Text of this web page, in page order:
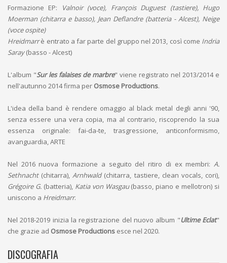
Formazione EP:
Valnoir (voce), François Duguest (tastiere), Hugo
Moerman (chitarra e basso), Jean Deflandre (batteria - Alcest), Neige
(voce ospite)
Hreidmarrè entrato a far parte del gruppo nel 2013, così come Indria
Saray(basso - Alcest)
L'album "Sur les falaises de marbre" viene registrato nel 2013/2014 e
nell'autunno 2014 firma per Osmose Productions.
L'idea della band è rendere omaggio al black metal degli anni '90,
senza essere una vera copia, ma al contrario, riscoprendo la sua
essenza originale: fai-da-te, trasgressione, anticonformismo,
avanguardia, ARTE
Nel 2016 nuova formazione a seguito del ritiro di ex membri: A.
Sethnacht (chitarra),Arnhwald (chitarra, tastiere, clean vocals, cori),
Grégoire G.(batteria), Katia von Wasgau(basso, piano e mellotron) si
uniscono a Hreidmarr.
Nel 2018-2019 inizia la registrazione del nuovo album "Ultime Eclat"
che grazie ad Osmose Productions esce nel 2020.
DISCOGRAFIA